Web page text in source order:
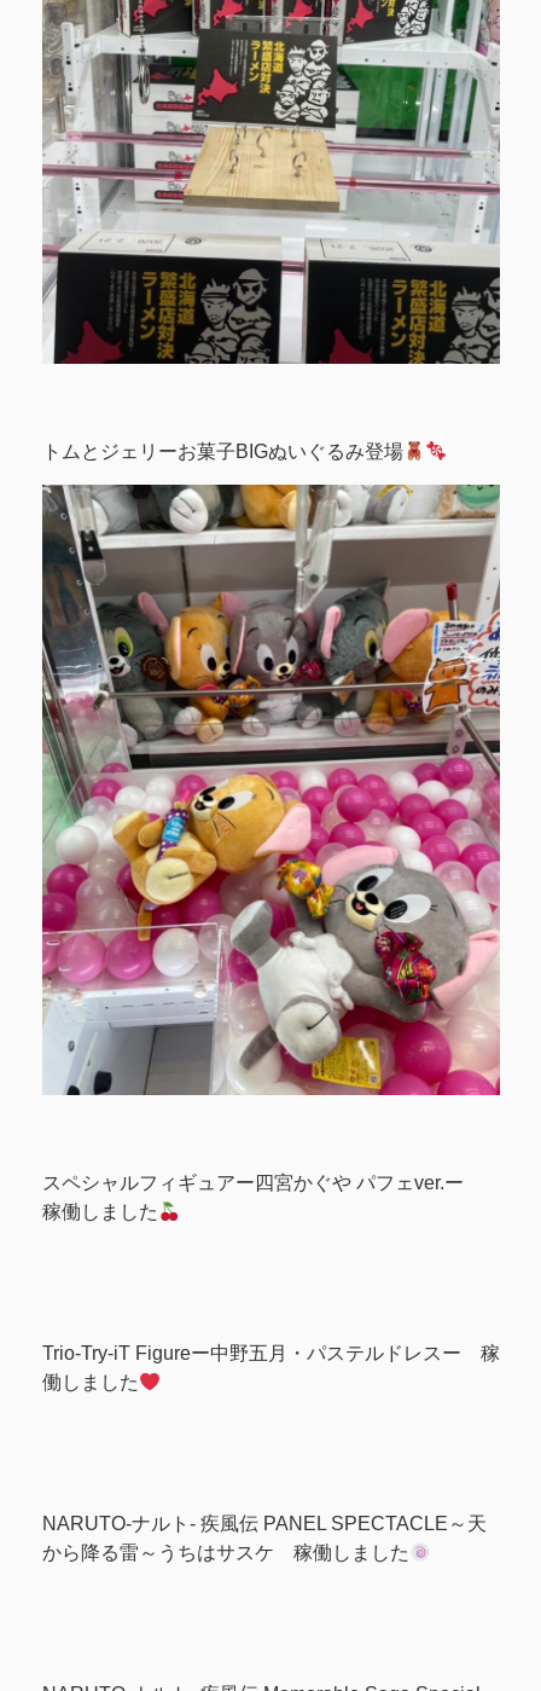
トムとジェリーお菓子BIGぬいぐるみ登場
スペシャルフィギュアー四宮かぐや パフェver.ー
稼働しました
Trio-Try-iT Figureー中野五月・パステルドレスー 稼
働しました
NARUTO-ナルト- 疾風伝 PANEL SPECTACLE～天
から降る雷～うちはサスケ 稼働しました